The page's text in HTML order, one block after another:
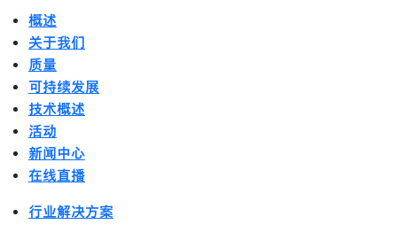
概述
关于我们
质量
可持续发展
技术概述
活动
新闻中心
在线直播
行业解决方案